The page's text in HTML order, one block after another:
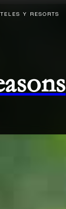
Y RESORTS